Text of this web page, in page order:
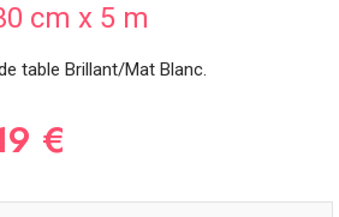
cm x 5 m
table Brillant/Mat Blanc.
€